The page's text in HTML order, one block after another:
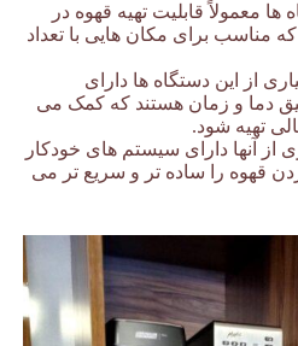
ها معمولاً قابلیت تهیه قهوه در
که مناسب برای مکان هایی با تعداد
از این دستگاه ها دارای
دما و زمان هستند که کمک می
تهیه شود.
از آنها دارای سیستم های خودکار
قهوه را ساده تر و سریع تر می